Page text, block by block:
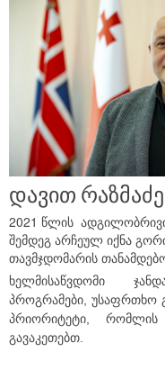
დავით რაზმაძე
2021 წლის
შემდეგ არჩეულ იქნა
თავმჯდომარის
ხელმისაწვდომი
პროგრამები, უსაფრთხო
პრიორიტეტი, რომლის
გავაკეთებთ.